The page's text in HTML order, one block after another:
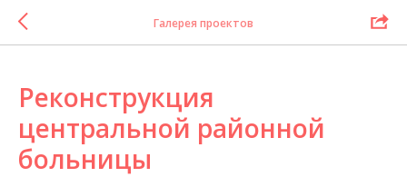
Галерея проектов
Реконструкция
центральной районной
больницы